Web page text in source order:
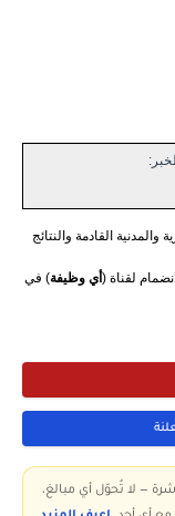
القادمة والنتائج
لقناة ( أي وظيفة) في
— لا تُحوّل أي مبالغ،